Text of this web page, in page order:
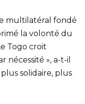
multilatéral fondé
la volonté du
Togo croit
», a-t-il
solidaire, plus